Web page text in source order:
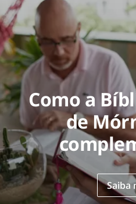
Como a
de
Saiba